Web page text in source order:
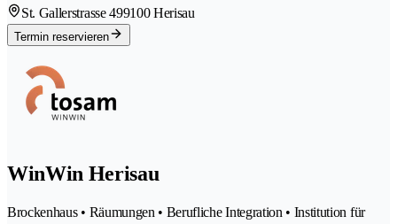
St. Gallerstrasse 499100 Herisau
Termin reservieren
WinWin Herisau
Brockenhaus • Räumungen • Berufliche Integration • Institution für